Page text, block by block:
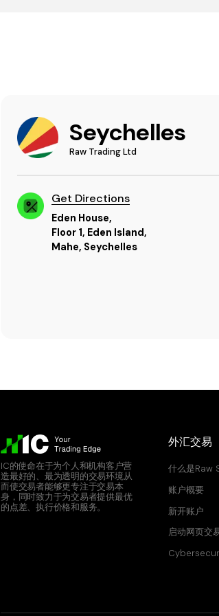
Seychelles
Raw Trading Ltd
Get Directions
Eden House,
Floor 1, Eden Island,
Mahe, Seychelles
IC的使命在于为个人和机构客户营
造最好的、最为透明的交易环境从
而使交易者能够更专注于交易本
身，同时致力于为交易者提供最优
的点差、执行价格和服务。
外汇交易
什么是Raw
账户概要
新开账户
启动网页交